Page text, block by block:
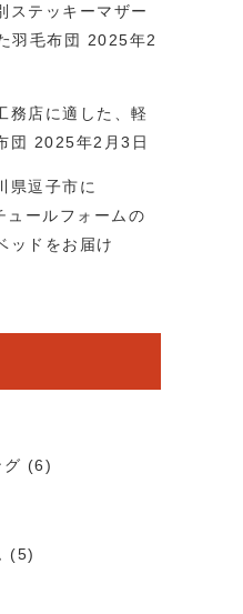
ステッキーマザー
羽毛布団
2025年2
務店に適した、軽
団
2025年2月3日
県逗子市に
ールフォームの
ッドをお届け
グ (6)
(5)